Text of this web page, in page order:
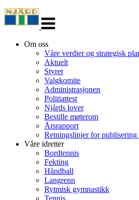
navigasjon
Om oss
Våre verdier og strategisk
Aktuelt
Styret
Valgkomite
Administrasjonen
Politiattest
Njårds lover
Bestille møterom
Årsrapport
Retningslinjer for
Våre idretter
Bordtennis
Fekting
Håndball
Langrenn
Rytmisk gymnastikk
Tennis